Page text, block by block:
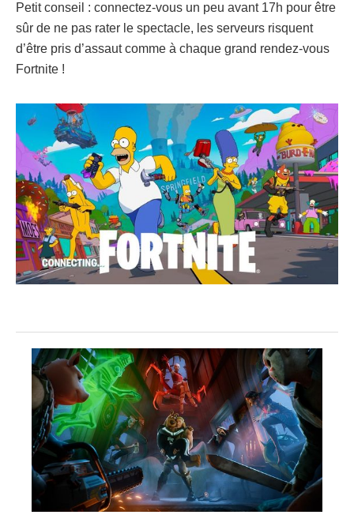
Petit conseil : connectez-vous un peu avant 17h pour être
sûr de ne pas rater le spectacle, les serveurs risquent
d’être pris d’assaut comme à chaque grand rendez-vous
Fortnite !